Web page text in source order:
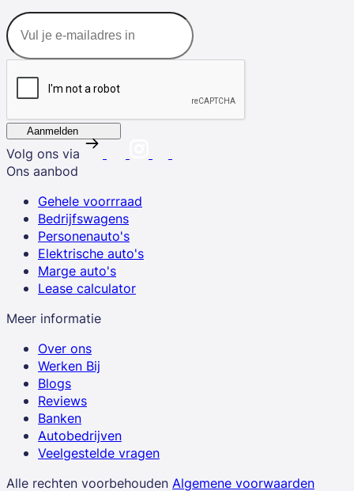
Aanmelden
Volg ons via
Ons aanbod
Gehele voorrraad
Bedrijfswagens
Personenauto's
Elektrische auto's
Marge auto's
Lease calculator
Meer informatie
Over ons
Werken Bij
Blogs
Reviews
Banken
Autobedrijven
Veelgestelde vragen
Alle rechten voorbehouden Algemene voorwaarden